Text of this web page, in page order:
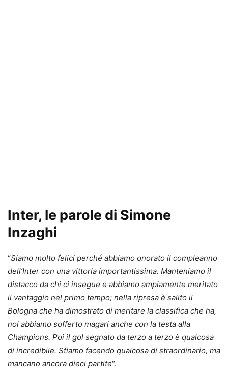
Inter, le parole di Simone
Inzaghi
“Siamo molto felici perché abbiamo onorato il compleanno
dell’Inter con una vittoria importantissima. Manteniamo il
distacco da chi ci insegue e abbiamo ampiamente meritato
il vantaggio nel primo tempo; nella ripresa è salito il
Bologna che ha dimostrato di meritare la classifica che ha,
noi abbiamo sofferto magari anche con la testa alla
Champions. Poi il gol segnato da terzo a terzo è qualcosa
di incredibile. Stiamo facendo qualcosa di straordinario, ma
mancano ancora dieci partite“.